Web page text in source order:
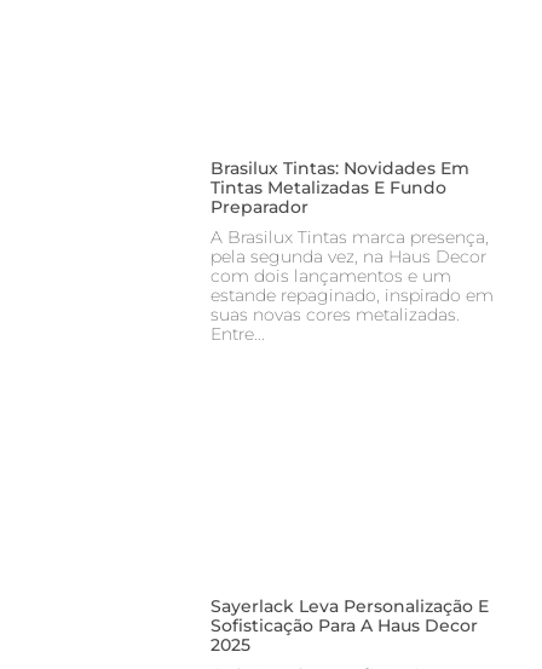
Brasilux Tintas: Novidades Em
Tintas Metalizadas E Fundo
Preparador
A Brasilux Tintas marca presença,
pela segunda vez, na Haus Decor
com dois lançamentos e um
estande repaginado, inspirado em
suas novas cores metalizadas.
Entre
Sayerlack Leva Personalização E
Sofisticação Para A Haus Decor
2025